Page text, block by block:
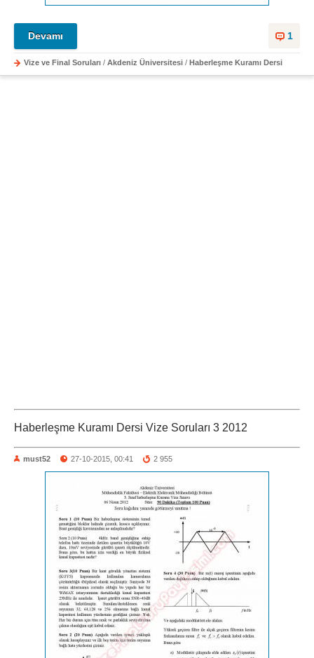
1
Devamı
Vize ve Final Soruları / Akdeniz Üniversitesi / Haberleşme Kuramı Dersi
Haberleşme Kuramı Dersi Vize Soruları 3 2012
must52 27-10-2015, 00:41 2 955